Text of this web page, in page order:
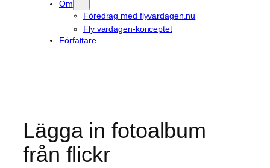
Om
Föredrag med flyvardagen.nu
Fly vardagen-konceptet
Författare
Lägga in fotoalbum
från flickr